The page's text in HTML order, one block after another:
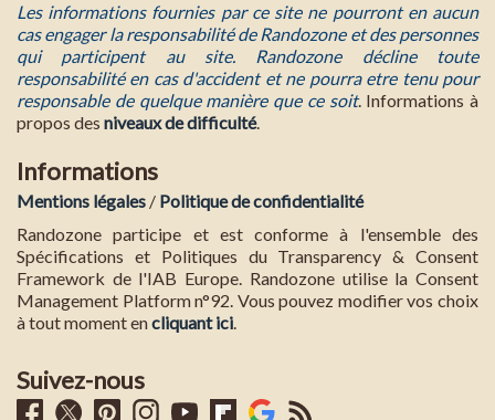
Les informations fournies par ce site ne pourront en aucun
cas engager la responsabilité de Randozone et des personnes
qui participent au site. Randozone décline toute
responsabilité en cas d'accident et ne pourra etre tenu pour
responsable de quelque manière que ce soit. Informations à
propos des niveaux de difficulté.
Informations
Mentions légales / Politique de confidentialité
Randozone participe et est conforme à l'ensemble des
Spécifications et Politiques du Transparency & Consent
Framework de l'IAB Europe. Randozone utilise la Consent
Management Platform n°92. Vous pouvez modifier vos choix
à tout moment encliquant ici.
Suivez-nous